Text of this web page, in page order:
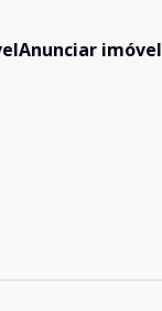
Anunciar imóvel